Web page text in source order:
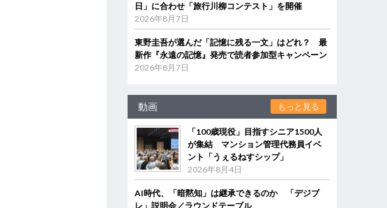
日」に合わせ「旅行川柳コンテスト」を開催
2026年8月7日
東野圭吾が選んだ「記憶に残る一文」はどれ？ 最
新作『永遠の記憶』発売で読者参加型キャンペーン
2026年8月7日
動画 もっと見る
「100歳現役」目指すシニア1500人
が集結 マンション管理代務員イベ
ント「うぇるねすシップ」
2026年8月4日
AI時代、「暗黙知」は継承できるのか 「デジブ
レ」説明会／ラウンドテーブル